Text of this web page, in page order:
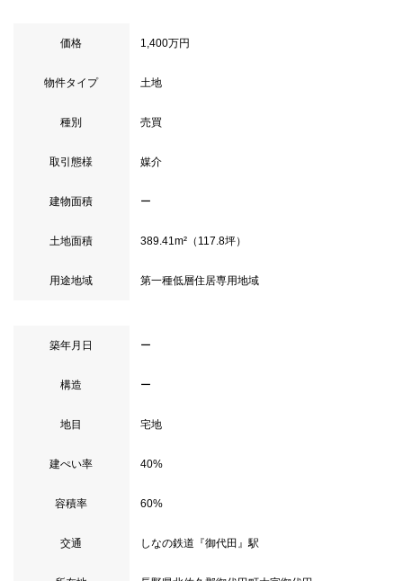
価格 1,400万円
物件タイプ 土地
種別 売買
取引態様 媒介
建物面積 ー
土地面積 389.41m²（117.8坪）
用途地域 第一種低層住居専用地域
築年月日 ー
構造 ー
地目 宅地
建ぺい率 40%
容積率 60%
交通 しなの鉄道『御代田』駅